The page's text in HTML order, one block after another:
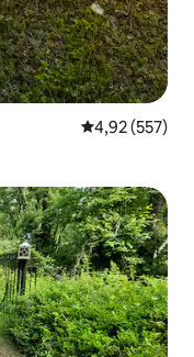
Средна
4,92 (557)